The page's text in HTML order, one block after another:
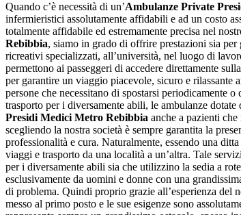
Quando c’è necessità di un’Ambulanze Private
infermieristici assolutamente affidabili e ad un costo
totalmente affidabile ed estremamente precisa nel
Rebibbia, siamo in grado di offrire prestazioni sia
ricreativi specializzati, all’università, nel luogo di
permettono ai passeggeri di accedere direttamente
per garantire un viaggio piacevole, sicuro e rilassante
persone che necessitano di spostarsi periodicamente
trasporto per i diversamente abili, le ambulanze
Presidi Medici Metro Rebibbia anche a pazienti
scegliendo la nostra società è sempre garantita la
professionalità e cura. Naturalmente, essendo una
viaggi e trasporto da una località a un’altra. Tale
per i diversamente abili sia che utilizzino la sedia a
esclusivamente da uomini e donne con una
di problema. Quindi proprio grazie all’esperienza del
messo al primo posto e le sue esigenze sono